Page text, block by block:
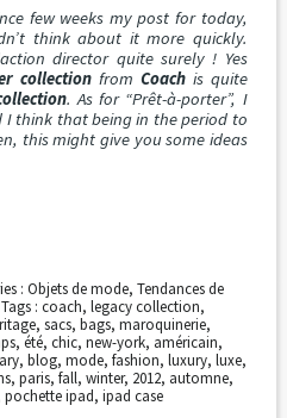
few weeks my post for today,
think about it more quickly.
director quite surely ! Yes
collectionfrom Coachis quite
. As for “Prêt-à-porter”, I
I think that being in the period to
this might give you some ideas
: Objets de mode, Tendances de
Tags :coach,legacy collection,
, sacs, bags, maroquinerie,
, été, chic, new-york, américain,
, blog, mode, fashion, luxury, luxe,
, paris, fall, winter, 2012, automne,
pochette ipad, ipad case